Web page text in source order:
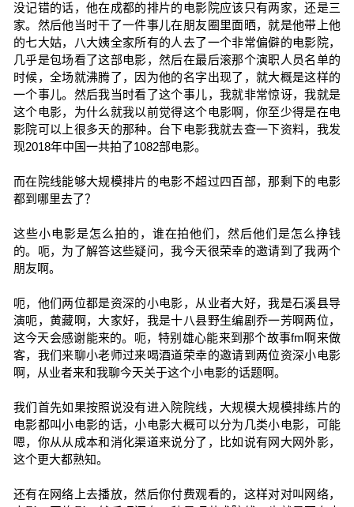
没记错的话，他在成都的排片的电影院应该只有两家，还是三
家。然后他当时干了一件事儿在朋友圈里面晒，就是他带上他
的七大姑，八大姨全家所有的人去了一个非常偏僻的电影院，
几乎是包场看了这部电影，然后在最后滚那个演职人员名单的
时候，全场就沸腾了，因为他的名字出现了，就大概是这样的
一个事儿。然后我当时看了这个事儿，我就非常惊讶，我就是
这个电影，为什么就我以前觉得这个电影啊，你至少得是在电
影院可以上很多天的那种。台下电影我就去查一下资料，我发
现2018年中国一共拍了1082部电影。
而在院线能够大规模排片的电影不超过四百部，那剩下的电影
都到哪里去了？
这些小电影是怎么拍的，谁在拍他们，然后他们是怎么挣钱
的。呃，为了解答这些疑问，我今天很荣幸的邀请到了我两个
朋友啊。
呃，他们两位都是资深的小电影，从业者大好，我是石溪县导
演呃，黄藏啊，大家好，我是十八县野生编剧乔一芳啊两位，
这今天会感谢能来的。呃，特别雄心能来到那个故事fm啊来做
客，我们来聊小老师过来喝酒道荣幸的邀请到两位资深小电影
啊，从业者来和我聊今天关于这个小电影的话题啊。
我们首先如果按照说没有进入院院线，大规模大规模排练片的
电影都叫小电影的话，小电影大概可以分为几类小电影，可能
嗯，你从从成本和消化渠道来说分了，比如说有网大网外影，
这个更大都熟知。
还有在网络上去播放，然后你付费观看的，这样对对叫网络，